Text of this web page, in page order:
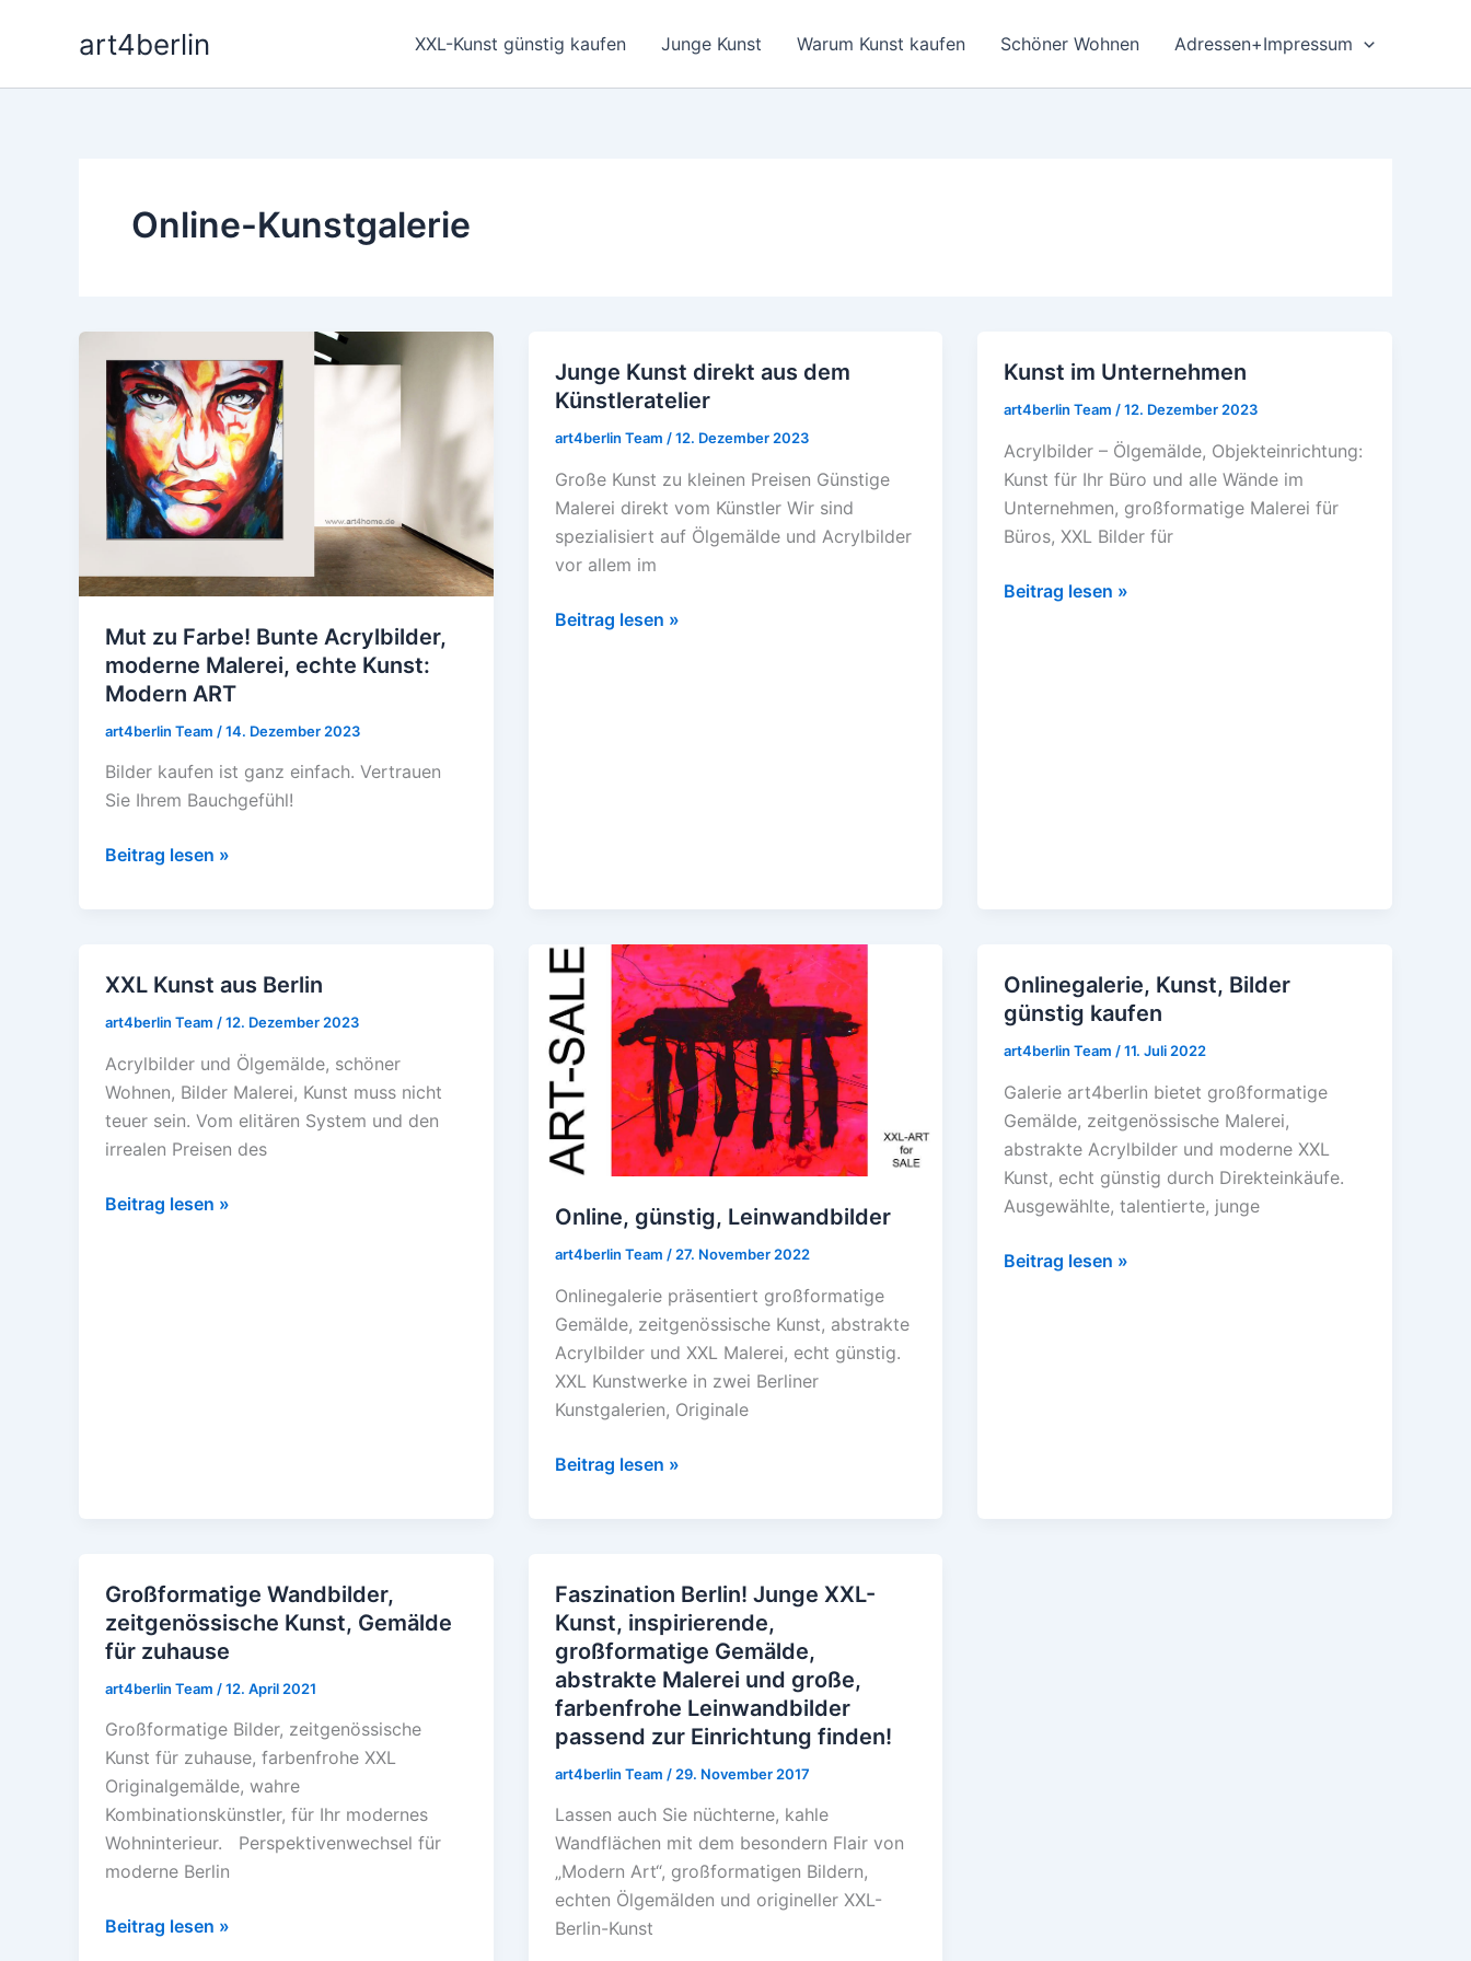
art4berlin XXL-Kunst günstig kaufen Junge Kunst Warum Kunst kaufen Schöner Wohnen Adressen+Impressum
Online-Kunstgalerie
Mut zu Farbe! Bunte Acrylbilder,
moderne Malerei, echte Kunst:
Modern ART
art4berlin Team /14. Dezember 2023
Bilder kaufen ist ganz einfach. Vertrauen
Sie Ihrem Bauchgefühl!
zu
Farbe!
Bunte
Acrylbilder,
moderne
Malerei,
echte
Kunst:
Modern
ART
Beitrag lesen »
Junge Kunst direkt aus dem
Künstleratelier
art4berlin Team /12. Dezember 2023
Große Kunst zu kleinen Preisen Günstige
Malerei direkt vom Künstler Wir sind
spezialisiert auf Ölgemälde und Acrylbilder
vor allem im
Junge
Kunst
direkt
dem
Künstleratelier
Beitrag lesen »
Kunst im Unternehmen
art4berlin Team /12. Dezember 2023
Acrylbilder – Ölgemälde, Objekteinrichtung:
Kunst für Ihr Büro und alle Wände im
Unternehmen, großformatige Malerei für
Büros, XXL Bilder für
Kunst
im
Beitrag lesen »
XXL Kunst aus Berlin
art4berlin Team /12. Dezember 2023
Acrylbilder und Ölgemälde, schöner
Wohnen, Bilder Malerei, Kunst muss nicht
teuer sein. Vom elitären System und den
irrealen Preisen des
XXL
Kunst
Berlin
Beitrag lesen »
Online, günstig, Leinwandbilder
art4berlin Team /27. November 2022
Onlinegalerie präsentiert großformatige
Gemälde, zeitgenössische Kunst, abstrakte
Acrylbilder und XXL Malerei, echt günstig.
XXL Kunstwerke in zwei Berliner
Kunstgalerien, Originale
Online,
günstig,
Leinwandbilder
Beitrag lesen »
Onlinegalerie, Kunst, Bilder
günstig kaufen
art4berlin Team /11. Juli 2022
Galerie art4berlin bietet großformatige
Gemälde, zeitgenössische Malerei,
abstrakte Acrylbilder und moderne XXL
Kunst, echt günstig durch Direkteinkäufe.
Ausgewählte, talentierte, junge
Onlinegalerie,
Kunst,
Bilder
kaufen
Beitrag lesen »
Großformatige Wandbilder,
zeitgenössische Kunst, Gemälde
für zuhause
art4berlin Team /12. April 2021
Großformatige Bilder, zeitgenössische
Kunst für zuhause, farbenfrohe XXL
Originalgemälde, wahre
Kombinationskünstler, für Ihr modernes
Wohninterieur. Perspektivenwechsel für
moderne Berlin
Großformatige
Wandbilder,
zeitgenössische
Kunst,
für
zuhause
Beitrag lesen »
Faszination Berlin! Junge XXL-
Kunst, inspirierende,
großformatige Gemälde,
abstrakte Malerei und große,
farbenfrohe Leinwandbilder
passend zur Einrichtung finden!
art4berlin Team / 29. November 2017
Lassen auch Sie nüchterne, kahle
Wandflächen mit dem besondern Flair von
„Modern Art“, großformatigen Bildern,
echten Ölgemälden und origineller XXL-
Berlin-Kunst
Faszination
Berlin!
Junge
XXL-
Kunst,
inspirierende,
großformatige
abstrakte
Malerei
und
große,
farbenfrohe